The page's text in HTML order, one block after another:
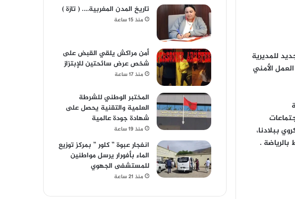
للمديرية
العمل الأمني
ببلادنا،
.
تاريخ المدن المغربية…. ( تازة )
منذ 15 ساعة
أمن مراكش يلقي القبض على
شخص عرض سائحتين للإبتزاز
منذ 17 ساعة
المختبر الوطني للشرطة
العلمية والتقنية يحصل على
شهادة جودة عالمية
منذ 19 ساعة
انفجار عبوة ” كلور ” بمركز توزيع
الماء بأفورار يرسل مواطنين
للمستشفى الجهوي
منذ 21 ساعة